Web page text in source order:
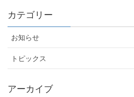
カテゴリー
お知らせ
トピックス
アーカイブ